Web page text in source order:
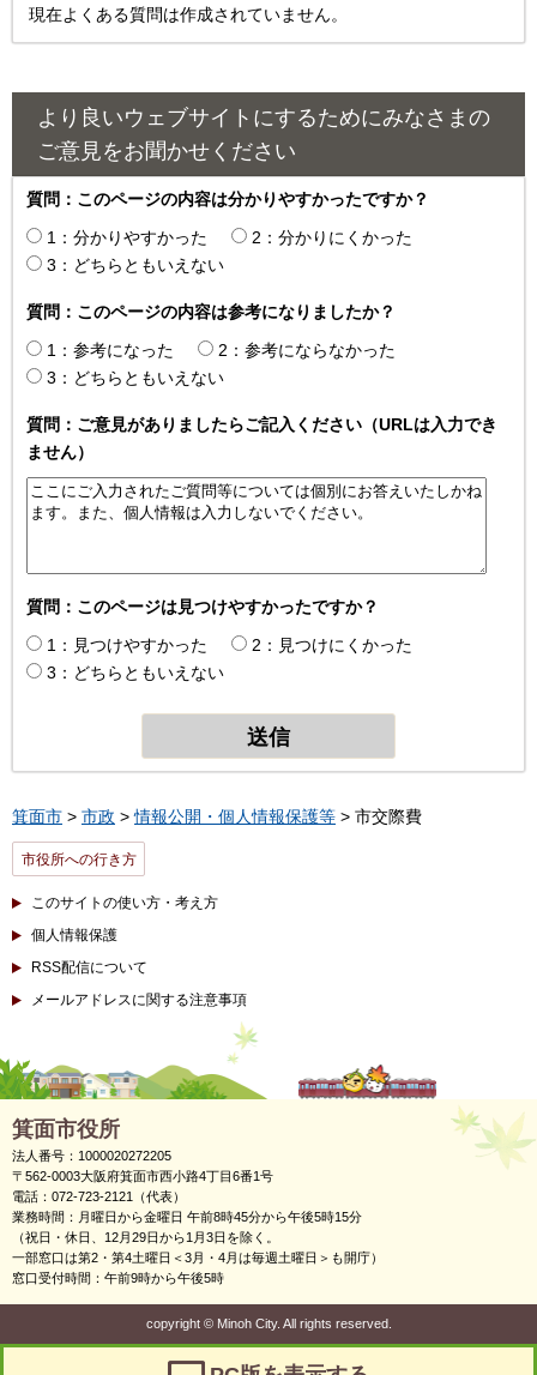
現在よくある質問は作成されていません。
より良いウェブサイトにするためにみなさまの
ご意見をお聞かせください
質問：このページの内容は分かりやすかったですか？
1：分かりやすかった
2：分かりにくかった
3：どちらともいえない
質問：このページの内容は参考になりましたか？
1：参考になった
2：参考にならなかった
3：どちらともいえない
質問：ご意見がありましたらご記入ください（URLは入力でき
ません）
質問：このページは見つけやすかったですか？
1：見つけやすかった
2：見つけにくかった
3：どちらともいえない
箕面市 > 市政 >情報公開・個人情報保護等 > 市交際費
市役所への行き方
このサイトの使い方・考え方
個人情報保護
RSS配信について
メールアドレスに関する注意事項
箕面市役所
法人番号：1000020272205
〒562-0003大阪府箕面市西小路4丁目6番1号
電話：072-723-2121（代表）
業務時間：月曜日から金曜日 午前8時45分から午後5時15分
（祝日・休日、12月29日から1月3日を除く。
一部窓口は第2・第4土曜日＜3月・4月は毎週土曜日＞も開庁）
窓口受付時間：午前9時から午後5時
copyright ©Minoh City. All rights reserved.